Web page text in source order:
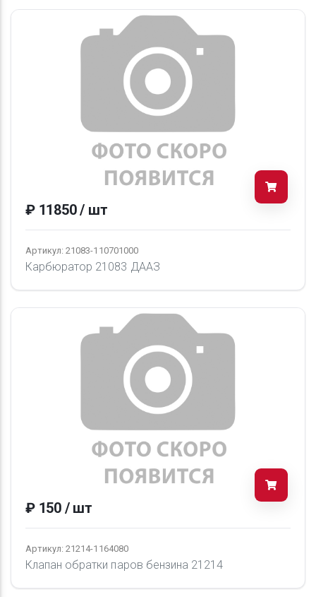
₽ 11850 / шт
Артикул: 21083-110701000
Карбюратор 21083 ДААЗ
₽ 150 / шт
Артикул: 21214-1164080
Клапан обратки паров бензина 21214